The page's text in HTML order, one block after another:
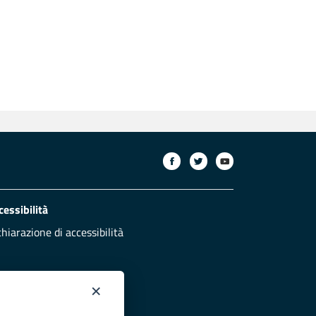
di accessibilità
×